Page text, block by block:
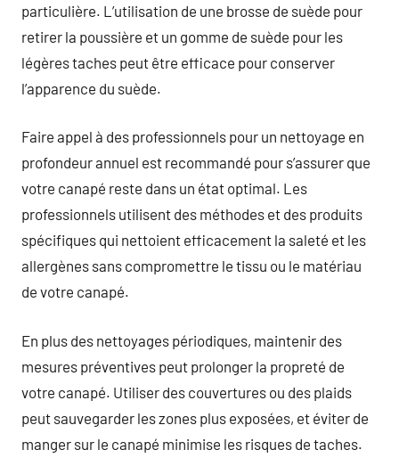
particulière. L’utilisation de une brosse de suède pour
retirer la poussière et un gomme de suède pour les
légères taches peut être efficace pour conserver
l’apparence du suède.
Faire appel à des professionnels pour un nettoyage en
profondeur annuel est recommandé pour s’assurer que
votre canapé reste dans un état optimal. Les
professionnels utilisent des méthodes et des produits
spécifiques qui nettoient efficacement la saleté et les
allergènes sans compromettre le tissu ou le matériau
de votre canapé.
En plus des nettoyages périodiques, maintenir des
mesures préventives peut prolonger la propreté de
votre canapé. Utiliser des couvertures ou des plaids
peut sauvegarder les zones plus exposées, et éviter de
manger sur le canapé minimise les risques de taches.